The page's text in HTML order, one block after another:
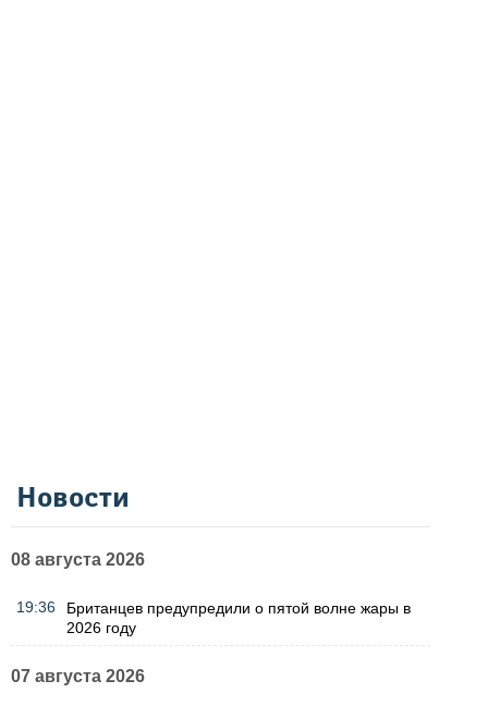
Новости
08 августа 2026
19:36
Британцев предупредили о пятой волне жары в
2026 году
07 августа 2026